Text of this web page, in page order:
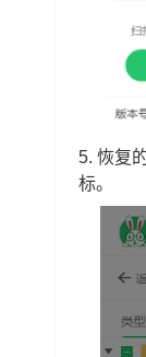
5. 恢复
标。